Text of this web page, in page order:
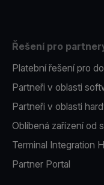
Řešení pro
Platební řešení pro
Partneři v oblasti
Partneři v oblasti
Oblíbená zařízení od
Terminal Integration
Partner Portal